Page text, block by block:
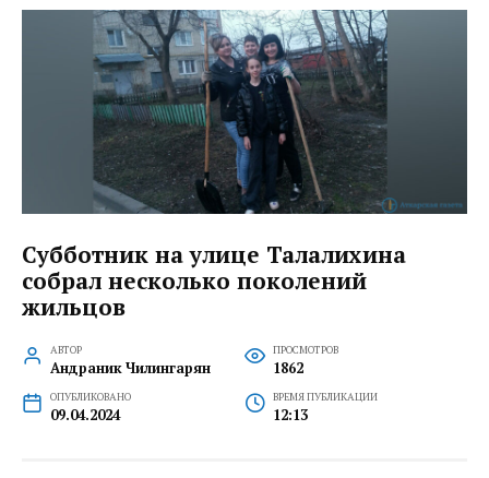
Субботник на улице Талалихина
собрал несколько поколений
жильцов
АВТОР
Андраник Чилингарян
ПРОСМОТРОВ
1862
ОПУБЛИКОВАНО
09.04.2024
ВРЕМЯ ПУБЛИКАЦИИ
12:13